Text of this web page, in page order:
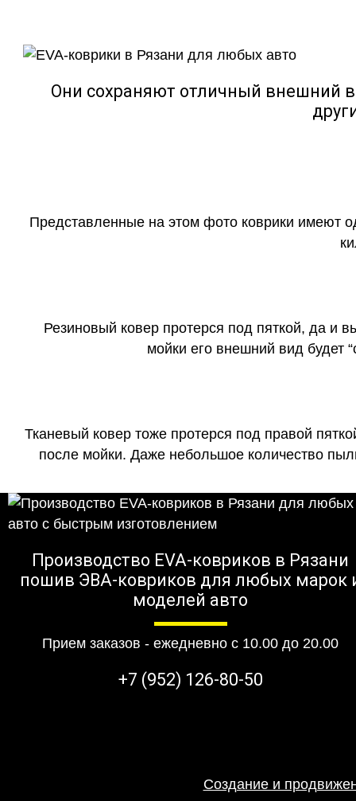
Они сохраняют отличный внешний
Представленные на этом фото коврики имеют
Резиновый ковер протерся под пяткой, да и
мойки его внешний вид будет
Тканевый ковер тоже протерся под правой
после мойки. Даже небольшое количество
Производство EVA-ковриков в Рязани
пошив ЭВА-ковриков для любых марок
моделей авто
Прием заказов - ежедневно с 10.00 до 20.00
+7 (952) 126-80-50
Создание и